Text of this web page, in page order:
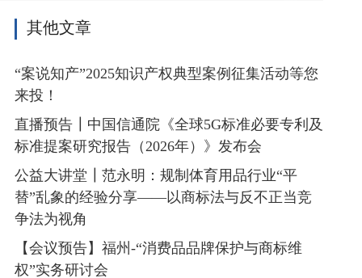
其他文章
“案说知产”2025知识产权典型案例征集活动等您
来投！
直播预告┃中国信通院《全球5G标准必要专利及
标准提案研究报告（2026年）》发布会
公益大讲堂┃范永明：规制体育用品行业“平
替”乱象的经验分享——以商标法与反不正当竞
争法为视角
【会议预告】福州-“消费品品牌保护与商标维
权”实务研讨会